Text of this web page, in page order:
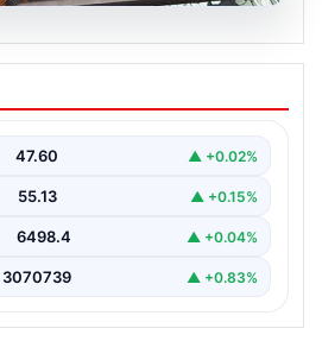
zaman açıklanacak?
belli oldu
47.60 ▲ +0.02%
55.13 ▲ +0.15%
6498.4 ▲ +0.04%
3070739 ▲ +0.83%